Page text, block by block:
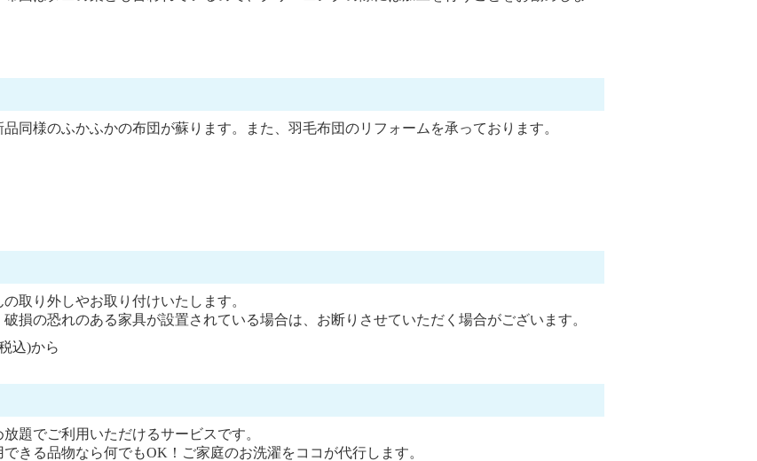
同様のふかふかの布団が蘇ります。また、羽毛布団のリフォームを承っております。
取り外しやお取り付けいたします。
損の恐れのある家具が設置されている場合は、お断りさせていただく場合がございます。
込)から
題でご利用いただけるサービスです。
きる品物なら何でもOK！ご家庭のお洗濯をココが代行します。